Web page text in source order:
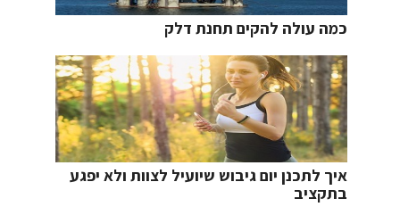
כמה עולה להקים תחנת דלק
איך לתכנן יום גיבוש שיועיל לצוות ולא יפגע
בתקציב